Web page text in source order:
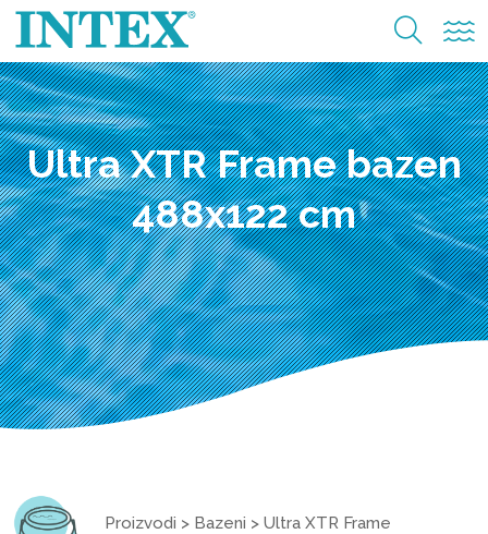
Ultra XTR Frame bazen
488x122 cm
Proizvodi > Bazeni > Ultra XTR Frame